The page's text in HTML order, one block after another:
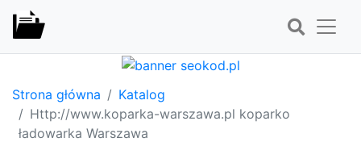
Strona główna
Katalog
Http://www.koparka-warszawa.pl koparko
ładowarka Warszawa